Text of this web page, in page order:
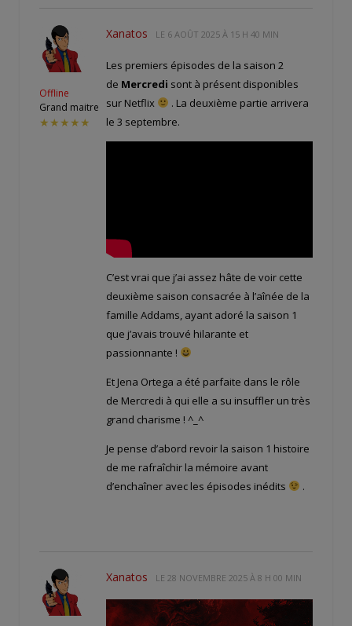
Offline
Grand maitre
★★★★★
Xanatos LE 6 AOÛT 2025 À 15 H 40 MIN
Les premiers épisodes de la saison 2
de Mercredi sont à présent disponibles
sur Netflix
. La deuxième partie arrivera
le 3 septembre.
C’est vrai que j’ai assez hâte de voir cette
deuxième saison consacrée à l’aînée de la
famille Addams, ayant adoré la saison 1
que j’avais trouvé hilarante et
passionnante !
Et Jena Ortega a été parfaite dans le rôle
de Mercredi à qui elle a su insuffler un très
grand charisme ! ^_^
Je pense d’abord revoir la saison 1 histoire
de me rafraîchir la mémoire avant
d’enchaîner avec les épisodes inédits
.
Xanatos LE 28 NOVEMBRE 2025 À 8 H 00 MIN